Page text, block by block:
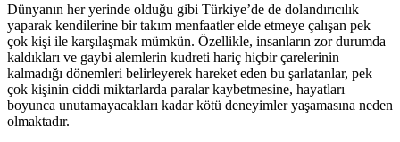
Dünyanın her yerinde olduğu gibi Türkiye’de de dolandırıcılık
yaparak kendilerine bir takım menfaatler elde etmeye çalışan pek
çok kişi ile karşılaşmak mümkün. Özellikle, insanların zor durumda
kaldıkları ve gaybi alemlerin kudreti hariç hiçbir çarelerinin
kalmadığı dönemleri belirleyerek hareket eden bu şarlatanlar, pek
çok kişinin ciddi miktarlarda paralar kaybetmesine, hayatları
boyunca unutamayacakları kadar kötü deneyimler yaşamasına neden
olmaktadır.